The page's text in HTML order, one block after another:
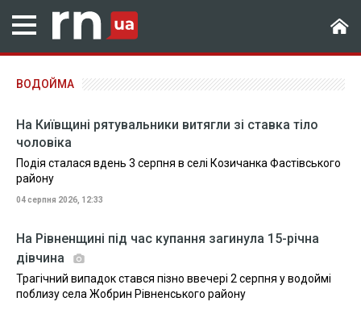
ВОДОЙМА
На Київщині рятувальники витягли зі ставка тіло
чоловіка
Подія сталася вдень 3 серпня в селі Козичанка Фастівського
району
04 серпня 2026, 12:33
На Рівненщині під час купання загинула 15-річна
дівчина
Трагічний випадок стався пізно ввечері 2 серпня у водоймі
поблизу села Жобрин Рівненського району